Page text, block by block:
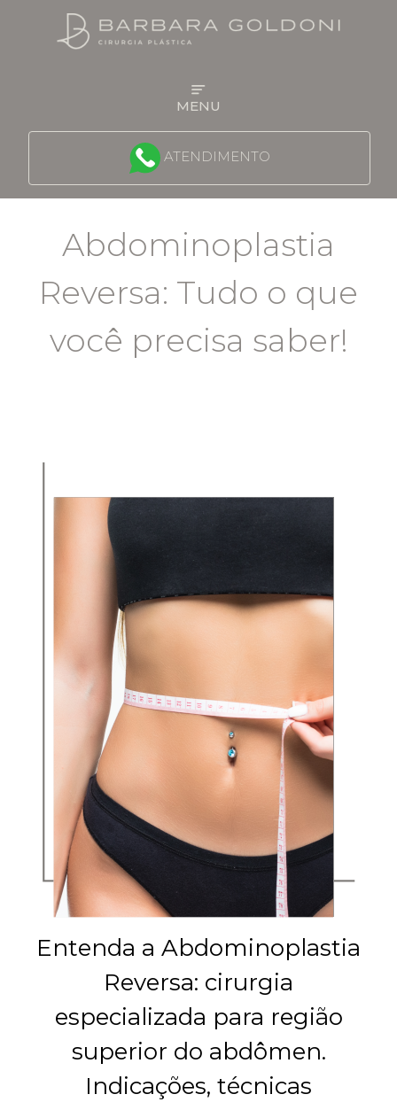
MENU
ATENDIMENTO
MAMA
CONTORNO CORPORAL
PROCEDIMENTOS NÃO CIRÚRGICOS
TUDO SOBRE NINFOPLASTIA
GUIA DA CIRURGIA ÍNTÍMA
GUIA DA CIRURGIA PLÁSTICA
MÍDIA
Abdominoplastia
Reversa: Tudo o que
você precisa saber!
Entenda a Abdominoplastia
Reversa: cirurgia
especializada para região
superior do abdômen.
Indicações, técnicas